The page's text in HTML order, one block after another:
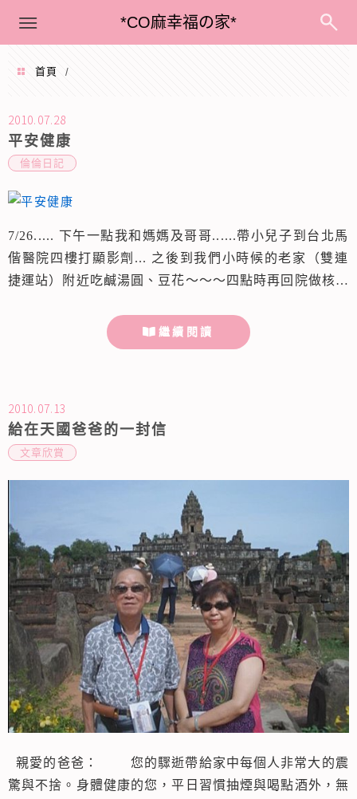
*CO麻幸福の家*
menu
首頁 /
2010 年 07 月
2010.07.28
平安健康
倫倫日記
7/26..... 下午一點我和媽媽及哥哥......帶小兒子到台北馬
偕醫院四樓打顯影劑... 之後到我們小時候的老家（雙連
捷運站）附近吃鹹湯圓、豆花～～～四點時再回院做核磁
們再回醫院複診看報告.....希望倫倫一切平安健康～～ 接
著帶媽媽到南京西路的三越百貨逛街.....晚餐到重慶北路
繼續閱讀
2010.07.13
給在天國爸爸的一封信
文章欣賞
親愛的爸爸： 您的驟逝帶給家中每個人非常大的震
驚與不捨。身體健康的您，平日習慣抽煙與喝點酒外，無